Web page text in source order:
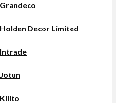
Grandeco
Holden Decor Limited
Intrade
Jotun
Kiilto